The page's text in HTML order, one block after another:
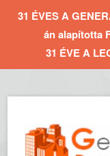
31 ÉVES A
án alapította
31 ÉVE A